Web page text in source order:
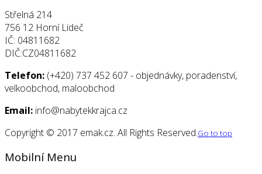
Střelná 214
756 12 Horní Lideč
IČ: 04811682
DIČ:CZ04811682
Telefon: (+420) 737 452 607 - objednávky, poradenství,
velkoobchod, maloobchod
Email: info@nabytekkrajca.cz
Copyright © 2017 emak.cz. All Rights Reserved.Go to top
Mobilní Menu